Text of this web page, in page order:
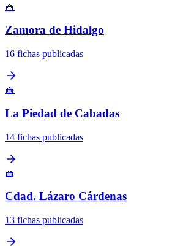
🧺
Zamora de Hidalgo
16 fichas publicadas
🧺
La Piedad de Cabadas
14 fichas publicadas
🧺
Cdad. Lázaro Cárdenas
13 fichas publicadas